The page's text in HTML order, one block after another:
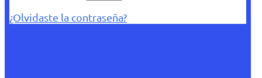
¿Olvidaste la contraseña?